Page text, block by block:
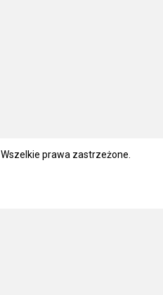
. Wszelkie prawa zastrzeżone.